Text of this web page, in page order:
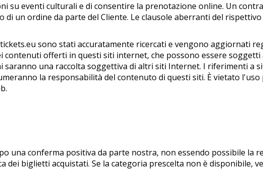
eventi culturali e di consentire la prenotazione online. Un
un ordine da parte del Cliente. Le clausole aberranti del
sono stati accuratamente ricercati e vengono aggiornati
offerti in questi siti internet, che possono essere
saranno una raccolta soggettiva di altri siti Internet. I riferimenti a
la responsabilità del contenuto di questi siti. È vietato l'uso
una conferma positiva da parte nostra, non essendo possibile la
biglietti acquistati. Se la categoria prescelta non è disponibile,